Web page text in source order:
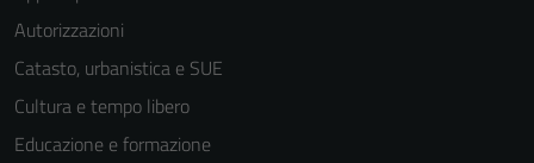
Autorizzazioni
Catasto, urbanistica e SUE
Cultura e tempo libero
Educazione e formazione